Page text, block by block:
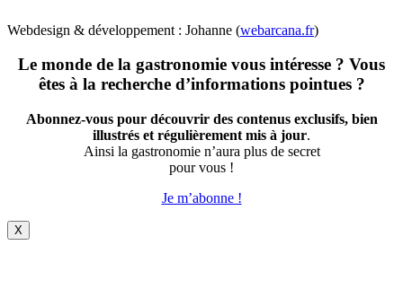
Webdesign & développement : Johanne (webarcana.fr)
Le monde de la gastronomie vous intéresse ? Vous
êtes à la recherche d’informations pointues ?
Abonnez-vous pour découvrir des contenus exclusifs, bien
illustrés et régulièrement mis à jour.
Ainsi la gastronomie n’aura plus de secret
pour vous !
Je m’abonne !
X